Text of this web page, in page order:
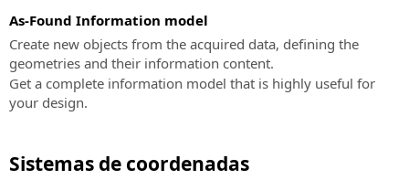
Land
Software
BIM
para
modelação
análise
da
metodologia
BIM
Certificação
Certifique
As-Found Information model
Create new objects from the acquired data, defining the
geometries and their information content.
Get a complete information model that is highly useful for
your design.
Sistemas de coordenadas